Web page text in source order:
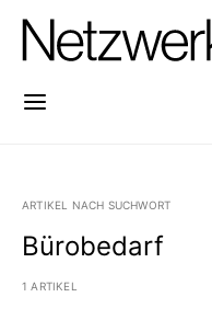
ARTIKEL NACH SUCHWORT
Bürobedarf
1 ARTIKEL